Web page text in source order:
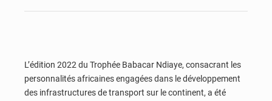
L’édition 2022 du Trophée Babacar Ndiaye, consacrant les
personnalités africaines engagées dans le développement
des infrastructures de transport sur le continent, a été